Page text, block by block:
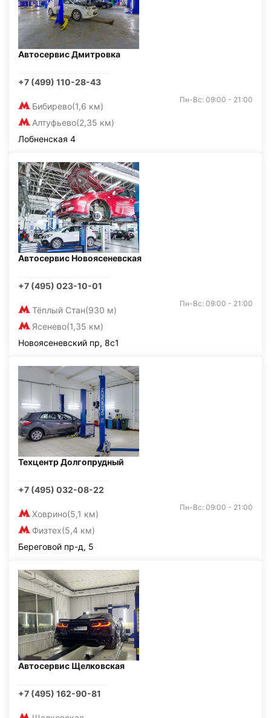
Автосервис Дмитровка
+7 (499) 110-28-43
Бибирево(1,6 км)
Алтуфьево(2,35 км)
Пн-Вс: 09:00 - 21:00
Лобненская 4
Автосервис Новоясеневская
+7 (495) 023-10-01
Тёплый Стан(930 м)
Ясенево(1,35 км)
Пн-Вс: 09:00 - 21:00
Новоясеневский пр, 8с1
Техцентр Долгопрудный
+7 (495) 032-08-22
Ховрино(5,1 км)
Физтех(5,4 км)
Пн-Вс: 09:00 - 21:00
Береговой пр-д, 5
Автосервис Щелковская
+7 (495) 162-90-81